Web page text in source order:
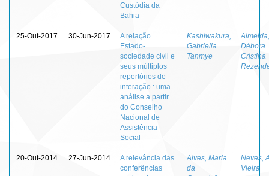
Custódia da
Bahia
25-Out-2017 30-Jun-2017
A relação
Estado-
sociedade civil e
seus múltiplos
repertórios de
interação : uma
análise a partir
do Conselho
Nacional de
Assistência
Social
Kashiwakura,
Gabriella
Tanmye
Almeida,
Débora
Cristina
20-Out-2014 27-Jun-2014
A relevância das
conferências
Alves, Maria
da
Neves,
Vieira